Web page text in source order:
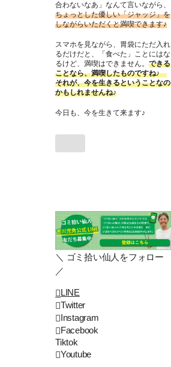
合わないなあ」なんて言いながら、
ちょっとした優しい「ジャッジ」を
しながらいただくと満喫できます♪
スマホを見ながら、胃袋にただ入れ
るだけだと、「食べた」ことにはな
るけど、満喫はできません。 できる
ことなら、満喫したものですね♪
それが、今を生きるということなの
かもしれませんね♪
今日も、今を生きて来ます♪
＼ ゴミ拾い仙人をフォロー
／
LINE
Twitter
Instagram
Facebook
Tiktok
Youtube